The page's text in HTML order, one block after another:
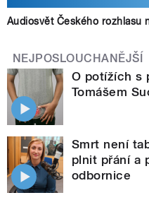
Audiosvět Českého rozhlasu
NEJPOSLOUCHANĚJŠÍ
O potížích s
Tomášem
Smrt není
plnit přání a
odbornice